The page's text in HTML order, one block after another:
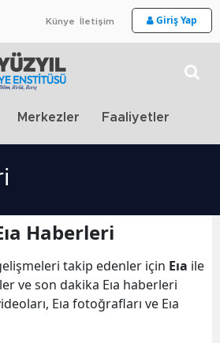
Künye İletişim Giriş Yap
Merkezler Faaliyetler
Haberleri
takip edenler için Eıa ile
ve son dakika Eıa haberleri
Eıa fotoğrafları ve Eıa